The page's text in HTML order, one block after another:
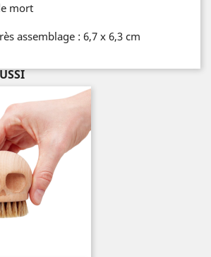
mort
assemblage : 6,7 x 6,3 cm